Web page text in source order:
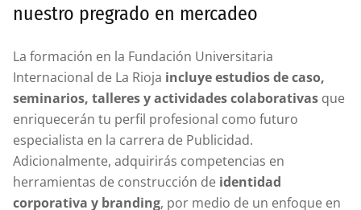
nuestro pregrado en mercadeo
La formación en la Fundación Universitaria
Internacional de La Rioja incluye estudios de caso,
seminarios, talleres y actividades colaborativas que
enriquecerán tu perfil profesional como futuro
especialista en la carrera de Publicidad.
Adicionalmente, adquirirás competencias en
herramientas de construcción de identidad
corporativa y branding, por medio de un enfoque en